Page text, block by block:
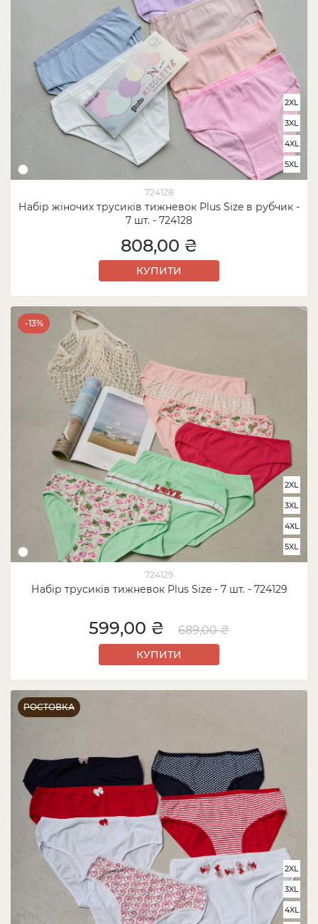
724128
Набір жіночих трусиків тижневок Plus Size в рубчик -
7 шт. - 724128
2XL
3XL
4XL
5XL
808,00 ₴
КУПИТИ
-13%
724129
Набір трусиків тижневок Plus Size - 7 шт. - 724129
2XL
3XL
4XL
5XL
599,00 ₴ 689,00 ₴
КУПИТИ
РОСТОВКА
2XL
3XL
4XL